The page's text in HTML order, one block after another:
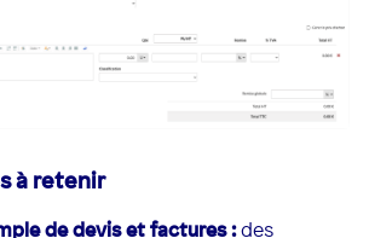
à retenir
de devis et factures :des